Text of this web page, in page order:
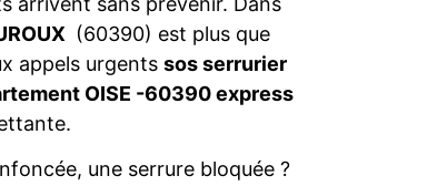
(60390) est plus que
appels urgents sos serrurier
OISE -60390 express
une serrure bloquée ?